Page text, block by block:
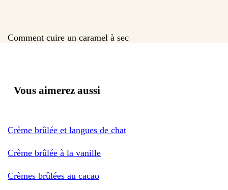
Comment cuire un caramel à sec
Vous aimerez aussi
Crème brûlée et langues de chat
Crème brûlée à la vanille
Crèmes brûlées au cacao